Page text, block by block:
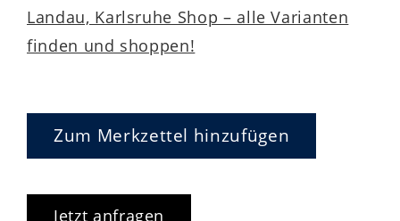
Landau, Karlsruhe Shop – alle Varianten
finden und shoppen!
Zum Merkzettel hinzufügen
Jetzt anfragen